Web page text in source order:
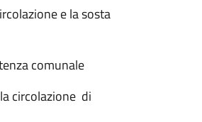
e la sosta
comunale
circolazione di